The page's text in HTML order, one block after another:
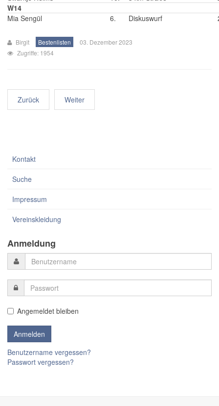
W14
Mia Sengül
6. Diskuswurf
Birgit Bestenlisten
03. Dezember 2023
Zugriffe: 1954
Zurück Weiter
Kontakt
Suche
Impressum
Vereinskleidung
Anmeldung
Angemeldet bleiben
Benutzername vergessen?
Passwort vergessen?